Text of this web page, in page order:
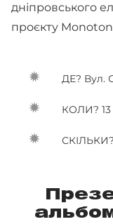
дніпровського
проєкту
ДЕ? Вул.
КОЛИ? 13